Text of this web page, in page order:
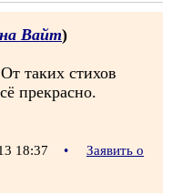
Вайт)
таких стихов
прекрасно.
18:37 •
Заявить о